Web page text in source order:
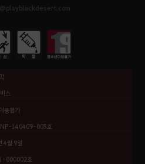
스
용불가
140409-005호
4월 9일
000002호